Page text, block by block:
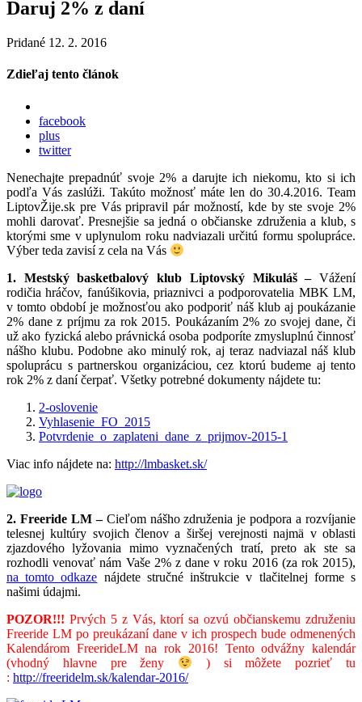
Daruj 2% z daní
Pridané 12. 2. 2016
Zdieľaj tento článok
facebook
plus
twitter
Nenechajte prepadnúť svoje 2% a darujte ich niekomu, kto si ich
podľa Vás zaslúži. Takúto možnosť máte len do 30.4.2016. Team
LiptovŽije.sk pre Vás pripravil pár možností, kde by ste svoje 2%
mohli darovať. Presnejšie sa jedná o občianske združenia a klub, s
ktorými sme v uplynulom roku nadviazali určitú formu spolupráce.
Výber teda zavisí z cela na Vás
1. Mestský basketbalový klub Liptovský Mikuláš – Vážení
rodičia hráčov, fanúšikovia, priaznivci a podporovatelia MBK LM,
v tomto období je možnosťou ako podporiť náš klub aj poukázanie
2% dane z príjmu za rok 2015. Poukázaním 2% zo svojej dane, či
už ako fyzická alebo právnická osoba podporíte zmysluplnú činnosť
nášho klubu. Podobne ako minulý rok, aj teraz nadviazal náš klub
spoluprácu s partnerskou organizáciou, cez ktorú budeme aj tento
rok 2% z daní čerpať. Všetky potrebné dokumenty nájdete tu:
2-oslovenie
Vyhlasenie_FO_2015
Potvrdenie_o_zaplateni_dane_z_prijmov-2015-1
Viac info nájdete na: http://lmbasket.sk/
2. Freeride LM – Cieľom nášho združenia je podpora a rozvíjanie
telesnej kultúry svojich členov a širšej verejnosti najmä v oblasti
zjazdového lyžovania mimo vyznačených tratí, preto ak ste sa
rozhodli venovať nám Vaše 2% z dane v roku 2016 (za rok 2015),
na tomto odkaze nájdete stručné inštrukcie v tlačitelnej forme s
našimi údajmi.
POZOR!!! Prvých 5 z Vás, ktorí sa ozvú občianskemu združeniu
Freeride LM po preukázaní dane v ich prospech bude odmenených
Kalendárom FreerideLM na rok 2016! Tento odvážny kalendár
(vhodný hlavne pre ženy
) si môžete pozrieť tu
: http://freeridelm.sk/kalendar-2016/